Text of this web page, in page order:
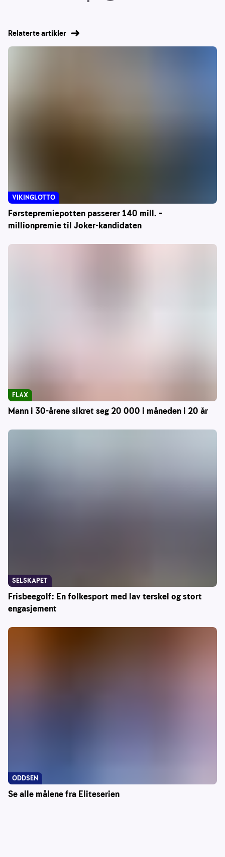
Relaterte artikler
Førstepremiepotten passerer 140 mill. –
millionpremie til Joker-kandidaten
VIKINGLOTTO
Mann i 30-årene sikret seg 20 000 i måneden i 20 år
FLAX
Frisbeegolf: En folkesport med lav terskel og stort
engasjement
SELSKAPET
Se alle målene fra Eliteserien
ODDSEN